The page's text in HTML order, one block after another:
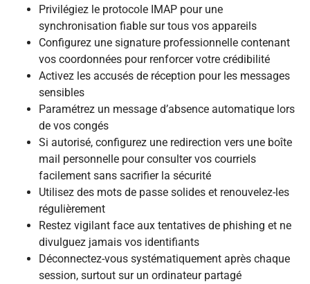
Privilégiez le protocole IMAP pour une
synchronisation fiable sur tous vos appareils
Configurez une signature professionnelle contenant
vos coordonnées pour renforcer votre crédibilité
Activez les accusés de réception pour les messages
sensibles
Paramétrez un message d’absence automatique lors
de vos congés
Si autorisé, configurez une redirection vers une boîte
mail personnelle pour consulter vos courriels
facilement sans sacrifier la sécurité
Utilisez des mots de passe solides et renouvelez-les
régulièrement
Restez vigilant face aux tentatives de phishing et ne
divulguez jamais vos identifiants
Déconnectez-vous systématiquement après chaque
session, surtout sur un ordinateur partagé